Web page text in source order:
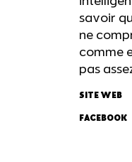
savoir
ne
comme
pas
SITE WEB
FACEBOOK